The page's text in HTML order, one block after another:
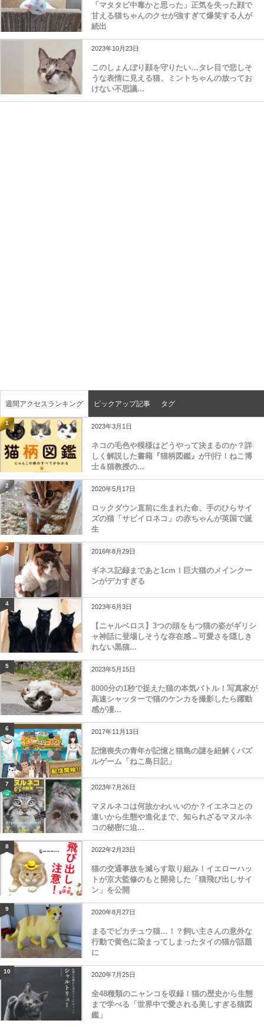
「マタタビ中毒かと思った」正気を失った顔で
甘える猫ちゃんのクセが強すぎて爆笑する人が
続出
2023年10月23日
このしょんぼり顔を守りたい…タレ目で悲しそ
うな表情に見える猫、ミントちゃんの放ってお
けない不思議...
週間アクセスランキング ピックアップ記事 タグ
1 2023年3月1日
ネコの毛色や模様はどうやって決まるのか？詳
しく解説した書籍『猫柄図鑑』が刊行！ねこ博
士＆猫教授の...
2 2020年5月17日
ロックダウン直前に生まれた命、手のひらサイ
ズの猫「サビイロネコ」の赤ちゃんが英国で誕
生
3 2016年8月29日
ギネス記録まであと1cm！巨大猫のメインクー
ンがデカすぎる
4 2023年6月3日
【ニャルベロス】3つの頭をもつ猫の姿がギリシ
ャ神話に登場しそうな存在感→可愛さを隠しき
れない黒猫...
5 2023年5月15日
8000分の1秒で捉えた猫の本気バトル！写真家が
高速シャッターで猫のケンカを撮影したら躍動
感が凄...
6 2017年11月13日
記憶喪失の青年が記憶と猫島の謎を紐解くパズ
ルゲーム「ねこ島日記」
7 2023年7月26日
マヌルネコは何故かわいいのか？イエネコとの
違いから生態や進化まで、知られざるマヌルネ
コの秘密に迫...
8 2022年2月23日
猫の交通事故を減らす取り組み！イエローハッ
トが京大監修のもと開発した「猫飛び出しサイ
ン」を公開
9 2020年8月27日
まるでピカチュウ猫…！？飼い主さんの意外な
行動で黄色に染まってしまったタイの猫が話題
に
10 2020年7月25日
全48種類のニャンコを収録！猫の歴史から生態
まで学べる「世界中で愛される美しすぎる猫図
鑑」